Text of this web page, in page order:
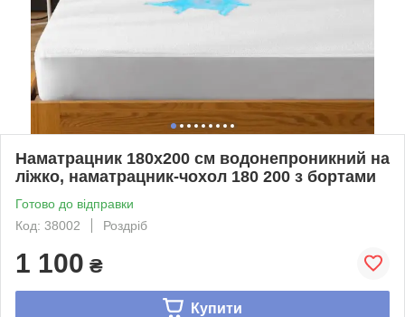
Наматрацник 180х200 см водонепроникний на
ліжко, наматрацник-чохол 180 200 з бортами
Готово до відправки
Код: 38002
Роздріб
1 100 ₴
Купити